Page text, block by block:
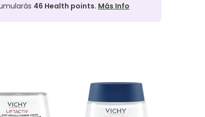
46 Health points. Más Info